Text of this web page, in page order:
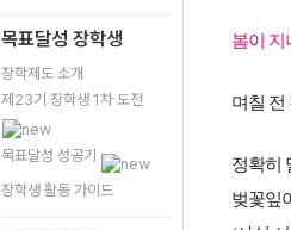
목표달성 장학생
장학제도 소개
제23기 장학생 1차 도전
목표달성 성공기
장학생 활동 가이드
봄이 지
며칠 전
정확히
벚꽃잎